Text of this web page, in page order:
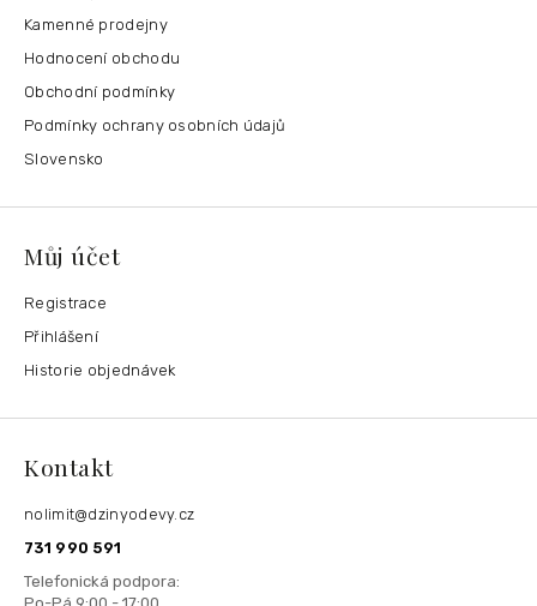
Kamenné prodejny
Hodnocení obchodu
Obchodní podmínky
Podmínky ochrany osobních údajů
Slovensko
Můj účet
Registrace
Přihlášení
Historie objednávek
Kontakt
nolimit@dzinyodevy.cz
731 990 591